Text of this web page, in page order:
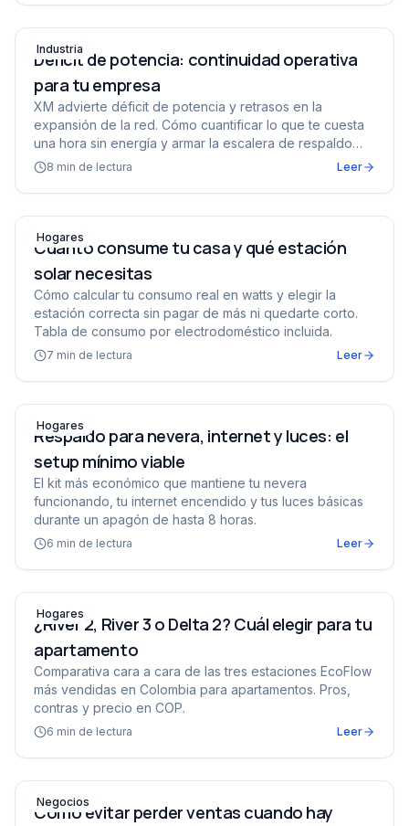
Déficit de potencia: continuidad operativa para tu
Industria
Déficit de potencia: continuidad operativa
para tu empresa
XM advierte déficit de potencia y retrasos en la
expansión de la red. Cómo cuantificar lo que te cuesta
una hora sin energía y armar la escalera de respaldo
correcta — sin diésel.
8 min de lectura Leer
Cuánto consume tu casa y qué estación solar necesitas
Hogares
Cuánto consume tu casa y qué estación
solar necesitas
Cómo calcular tu consumo real en watts y elegir la
estación correcta sin pagar de más ni quedarte corto.
Tabla de consumo por electrodoméstico incluida.
7 min de lectura Leer
Respaldo para nevera, internet y luces: el setup mínimo
Hogares
Respaldo para nevera, internet y luces: el
setup mínimo viable
El kit más económico que mantiene tu nevera
funcionando, tu internet encendido y tus luces básicas
durante un apagón de hasta 8 horas.
6 min de lectura Leer
¿River 2, River 3 o Delta 2? Cuál elegir para tu
Hogares
¿River 2, River 3 o Delta 2? Cuál elegir para tu
apartamento
Comparativa cara a cara de las tres estaciones EcoFlow
más vendidas en Colombia para apartamentos. Pros,
contras y precio en COP.
6 min de lectura Leer
Cómo evitar perder ventas cuando hay apagón en tu
Negocios
Cómo evitar perder ventas cuando hay